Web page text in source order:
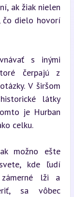
ak žiak nielen
čo dielo hovorí
s inými
čerpajú z
V širšom
látky
je Hurban
celku.
možno ešte
kde ľudí
zámerné lži a
sa vôbec